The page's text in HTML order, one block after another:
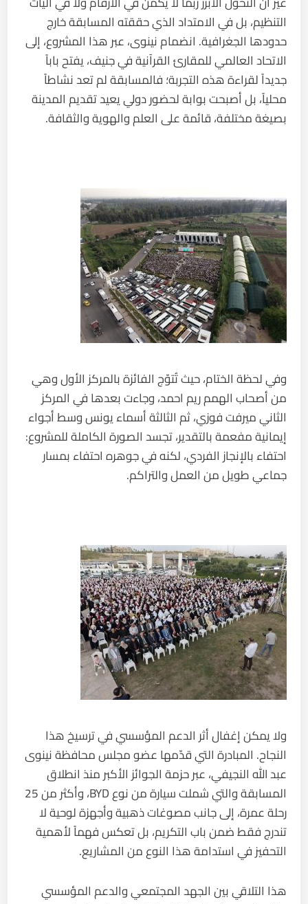
التنظيم، بل في الامتداد الذي حققته المسابقة خارج
حدودها الجغرافية. انضمام نينوى، عبر هذا المشروع، إلى
الاتحاد العالمي للمقارئ القرآنية في جنيف، يفتح باباً
جديداً لقراءة هذه التجربة؛ فالمسابقة لم تعد نشاطاً
محلياً، بل أصبحت بوابة لحضور دولي يعيد تقديم المدينة
بصيغة مختلفة، قائمة على العلم والهوية والثقافة.
وفي لحظة الختام، حيث تُتوّج الفائزة بالمركز الأول وهي
من أصحاب الهمم ريم احمد، وجاءت بعدها في المركز
الثاني ميرفت فوزي، ثم الثالثة أسماء يونس وسط أجواء
إيمانية مفعمة بالتقدير، تجسد الصورة الكاملة للمشروع:
احتفاء بالإنجاز الفردي، لكنه في جوهره احتفاء بمسار
جماعي طويل من العمل والتراكم.
ولا يمكن إغفال أثر الدعم المؤسسي في ترسيخ هذا
النجاح. المبادرة التي قدّمها عضو مجلس محافظة نينوى
عبد الله النجيفي، عبر حزمة الجوائز الأكبر منذ انطلاق
المسابقة والتي شملت سيارة من نوع BYD، وأكثر من 25
رحلة عمرة، إلى جانب مصوغات ذهبية وأجهزة لوحية لا
تندرج فقط ضمن باب التكريم، بل تعكس فهماً لأهمية
التحفيز في استدامة هذا النوع من المشاريع.
هذا التلاقي بين الجهد المجتمعي والدعم المؤسسي